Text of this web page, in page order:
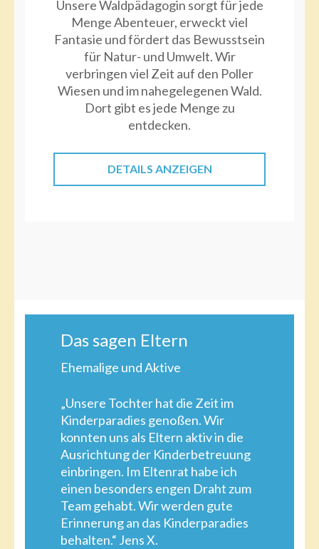
Unsere Waldpädagogin sorgt für jede
Menge Abenteuer, erweckt viel
Fantasie und fördert das Bewusstsein
für Natur- und Umwelt. Wir
verbringen viel Zeit auf den Poller
Wiesen und im nahegelegenen Wald.
Dort gibt es jede Menge zu
entdecken.
DETAILS ANZEIGEN
Das sagen Eltern
Ehemalige und Aktive
„Unsere Tochter hat die Zeit im
Kinderparadies genoßen. Wir
konnten uns als Eltern aktiv in die
Ausrichtung der Kinderbetreuung
einbringen. Im Eltenrat habe ich
einen besonders engen Draht zum
Team gehabt. Wir werden gute
Erinnerung an das Kinderparadies
behalten.“ Jens X.